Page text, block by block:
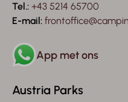
Tel.: +43 5214 65700
E-mail:
App met ons
Austria Parks